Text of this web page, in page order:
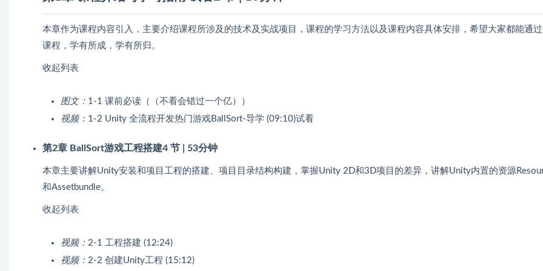
本章作为课程内容引入，主要介绍课程所涉及的技术及实战项目，课程的学习方法以及课程内容具体安排，希望大家都能通过
课程，学有所成，学有所归。
收起列表
图文： 1-1 课前必读（（不看会错过一个亿））
视频： 1-2 Unity 全流程开发热门游戏BallSort-导学 (09:10)试看
第2章 BallSort游戏工程搭建4 节 | 53分钟
本章主要讲解Unity安装和项目工程的搭建、项目目录结构构建，掌握Unity 2D和3D项目的差异，讲解Unity内置的资源
和Assetbundle。
收起列表
视频： 2-1 工程搭建 (12:24)
视频： 2-2 创建Unity工程 (15:12)